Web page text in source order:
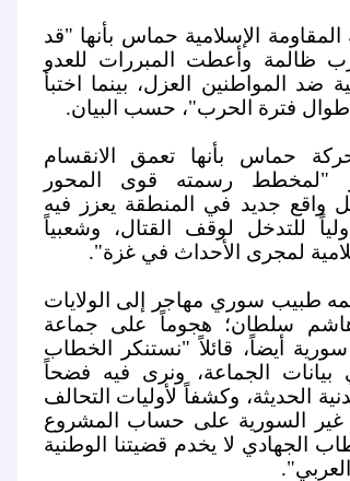
الإسلامية حماس بأنها "قد
وأعطت المبررات للعدو
ضد المواطنين العزل، بينما اختبأ
طوال فترة الحرب"، حسب البيان.
حماس بأنها تعمق الانقسام
"لمخطط رسمته قوى المحور
واقع جديد في المنطقة يعزز فيه
للتدخل لوقف القتال، وشعبياً
لمجرى الأحداث في غزة".
طبيب سوري مهاجر إلى الولايات
هاشم سلطان؛ هجوماً على جماعة
أيضاً، قائلاً "نستنكر الخطاب
بيانات الجماعة، ونرى فيه فضحاً
الحديثة، وكشفاً لأوليات التحالف
غير السورية على حساب المشروع
الجهادي لا يخدم قضيتنا الوطنية